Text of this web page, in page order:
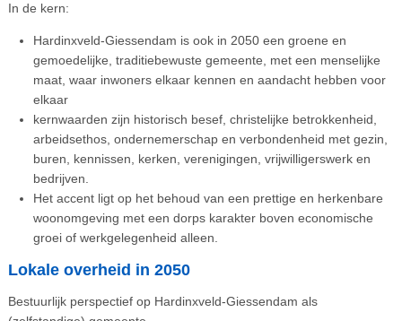
In de kern:
Hardinxveld-Giessendam is ook in 2050 een groene en
gemoedelijke, traditiebewuste gemeente, met een menselijke
maat, waar inwoners elkaar kennen en aandacht hebben voor
elkaar
kernwaarden zijn historisch besef, christelijke betrokkenheid,
arbeidsethos, ondernemerschap en verbondenheid met gezin,
buren, kennissen, kerken, verenigingen, vrijwilligerswerk en
bedrijven.
Het accent ligt op het behoud van een prettige en herkenbare
woonomgeving met een dorps karakter boven economische
groei of werkgelegenheid alleen.
Lokale overheid in 2050
Bestuurlijk perspectief op Hardinxveld-Giessendam als